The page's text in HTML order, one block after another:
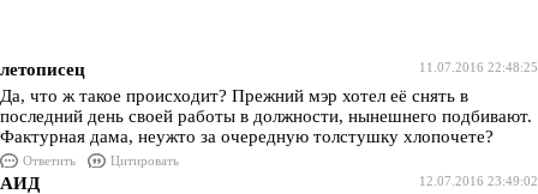
11.07.2016 22:48:25
летописец
Да, что ж такое происходит? Прежний мэр хотел её снять в
последний день своей работы в должности, нынешнего подбивают.
Фактурная дама, неужто за очередную толстушку хлопочете?
Ответить
Цитировать
12.07.2016 23:49:02
АИД